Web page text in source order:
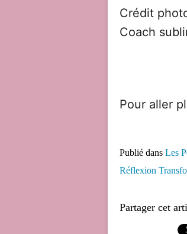
Crédit
Coach
Pour aller
Publié dans Les
Réflexion
Partager cet